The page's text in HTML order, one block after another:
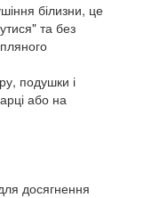
білизни, це
та без
подушки і
або на
досягнення